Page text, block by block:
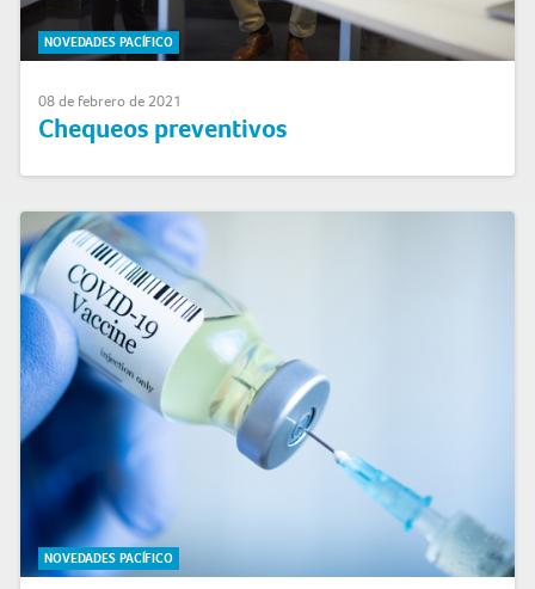
NOVEDADES PACÍFICO
08 de febrero de 2021
Chequeos preventivos
NOVEDADES PACÍFICO